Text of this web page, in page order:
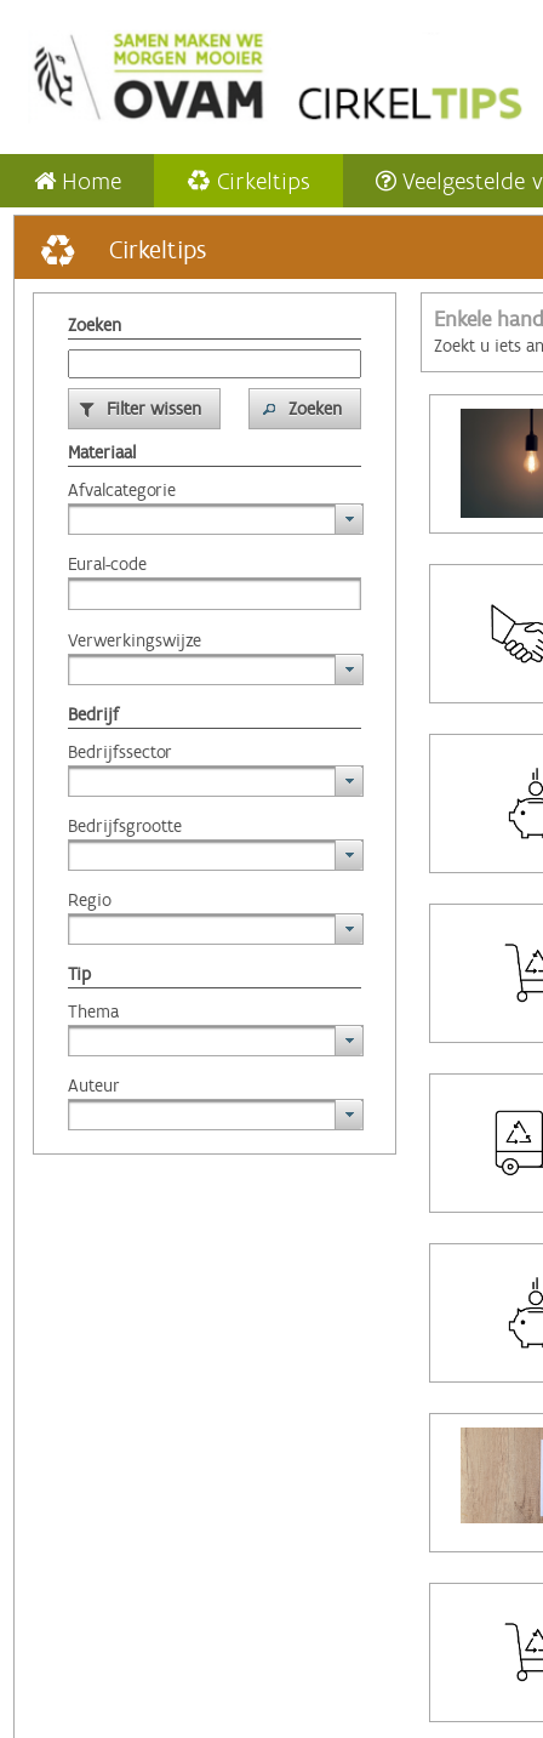
Home Cirkeltips Veelgestelde
Cirkeltips
Zoeken
Filter wissen
Zoeken
Materiaal
Afvalcategorie
Eural-code
Verwerkingswijze
Bedrijf
Bedrijfssector
Bedrijfsgrootte
Regio
Tip
Thema
Auteur
Enkele
Zoekt u iets